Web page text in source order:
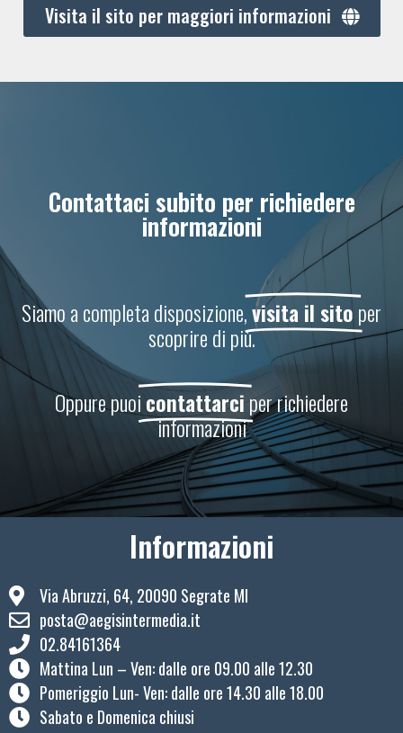
Visita il sito per maggiori informazioni
Contattaci subito per richiedere
informazioni
Siamo a completa disposizione,visita il sitoper
scoprire di più.
Oppure puoicontattarciper richiedere
informazioni
Informazioni
Via Abruzzi, 64, 20090 Segrate MI
posta@aegisintermedia.it
02.84161364
Mattina Lun – Ven: ​dalle ore 09.00 alle 12.30
Pomeriggio Lun- Ven: dalle ore 14.30 alle 18.00
Sabato e Domenica chiusi